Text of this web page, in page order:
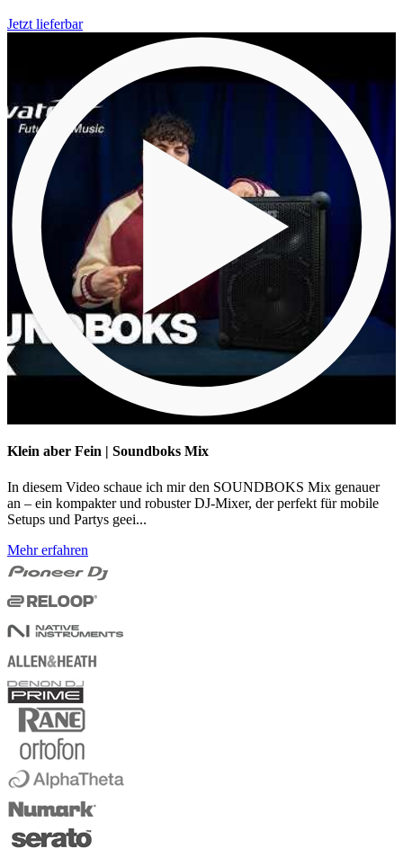
Jetzt lieferbar
Klein aber Fein | Soundboks Mix
In diesem Video schaue ich mir den SOUNDBOKS Mix genauer
an – ein kompakter und robuster DJ-Mixer, der perfekt für mobile
Setups und Partys geei...
Mehr erfahren